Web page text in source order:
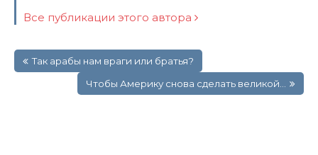
Все публикации этого автора
поТак арабы нам враги или братья?
Чтобы Америку снова сделать великой…